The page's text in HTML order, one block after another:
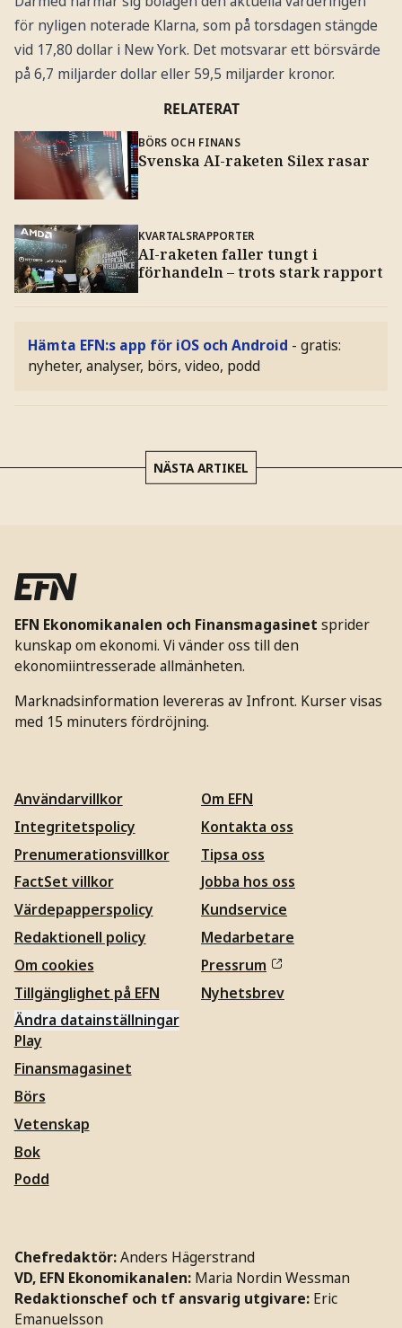
för nyligen noterade Klarna, som på torsdagen stängde
vid 17,80 dollar i New York. Det motsvarar ett börsvärde
på 6,7 miljarder dollar eller 59,5 miljarder kronor.
RELATERAT
BÖRS OCH FINANS
Svenska AI-raketen Silex rasar
KVARTALSRAPPORTER
AI-raketen faller tungt i
förhandeln – trots stark rapport
Hämta EFN:s app för iOS och Android - gratis:
nyheter, analyser, börs, video, podd
NÄSTA ARTIKEL
EFN Ekonomikanalen och Finansmagasinet sprider
kunskap om ekonomi. Vi vänder oss till den
ekonomiintresserade allmänheten.
Marknadsinformation levereras av Infront. Kurser visas
med 15 minuters fördröjning.
Användarvillkor
Integritetspolicy
Prenumerationsvillkor
FactSet villkor
Värdepapperspolicy
Redaktionell policy
Om cookies
Tillgänglighet på EFN
Ändra datainställningar
Om EFN
Kontakta oss
Tipsa oss
Jobba hos oss
Kundservice
Medarbetare
Pressrum
Nyhetsbrev
Play
Finansmagasinet
Börs
Vetenskap
Bok
Podd
Chefredaktör:Anders Hägerstrand
VD, EFN Ekonomikanalen: Maria Nordin Wessman
Redaktionschef och tf ansvarig utgivare: Eric
Emanuelsson